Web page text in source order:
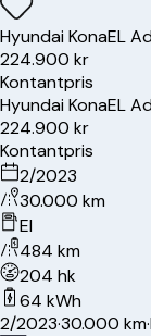
HyundaiKonaEL
224.900 kr
Kontantpris
HyundaiKonaEL
224.900 kr
Kontantpris
2/2023
30.000 km
El
484 km
204 hk
64 kWh
2/2023·30.000 km·